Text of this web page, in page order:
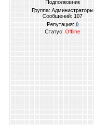
Подполковник
Группа: Администраторы
Сообщений: 107
Репутация: 0
Статус: Offline